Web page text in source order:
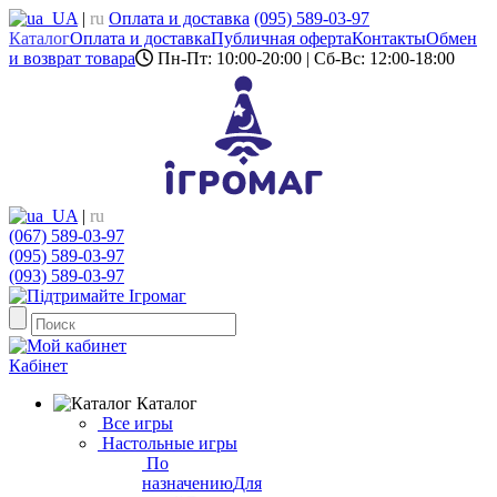
UA | ru Оплата и доставка (095) 589-03-97
КаталогОплата и доставкаПубличная офертаКонтактыОбмен
и возврат товара
Пн-Пт: 10:00-20:00 | Сб-Вс: 12:00-18:00
UA | ru
(067) 589-03-97
(095) 589-03-97
(093) 589-03-97
Кабінет
Каталог
Все игры
Настольные игры
По
назначениюДля